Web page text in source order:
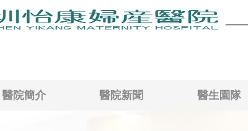
醫院簡介 醫院新聞 醫生園隊